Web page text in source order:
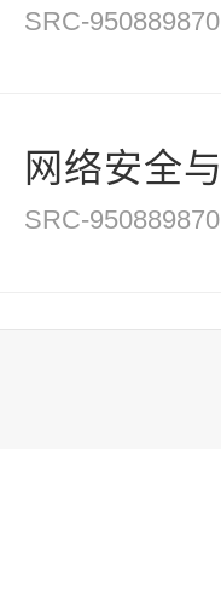
SRC-950889870
网络安全
SRC-950889870